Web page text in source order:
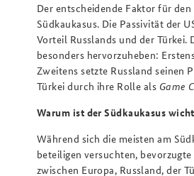
Der entscheidende Faktor für
Südkaukasus. Die Passivität der
Vorteil Russlands und der Türkei.
besonders hervorzuheben:
Zweitens setzte Russland seinen
Türkei durch ihre Rolle als Game
Warum ist der Südkaukasus
Während sich die meisten am
beteiligen versuchten,
zwischen Europa, Russland, der